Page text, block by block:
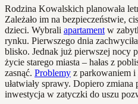
Rodzina Kowalskich planowała
Zależało im na bezpieczeństwie,
dzieci. Wybrali apartamentw
rynku. Pierwszego dnia
blisko. Jednak już pierwszej nocy
życie starego miasta – hałas z
zasnąć. Problemy z parkowaniem i
ułatwiały sprawy. Dopiero
inwestycja w zatyczki do uszu